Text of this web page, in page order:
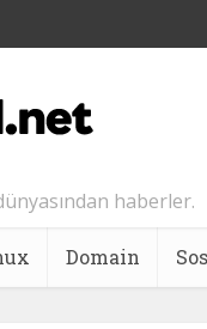
haberler.
Domain